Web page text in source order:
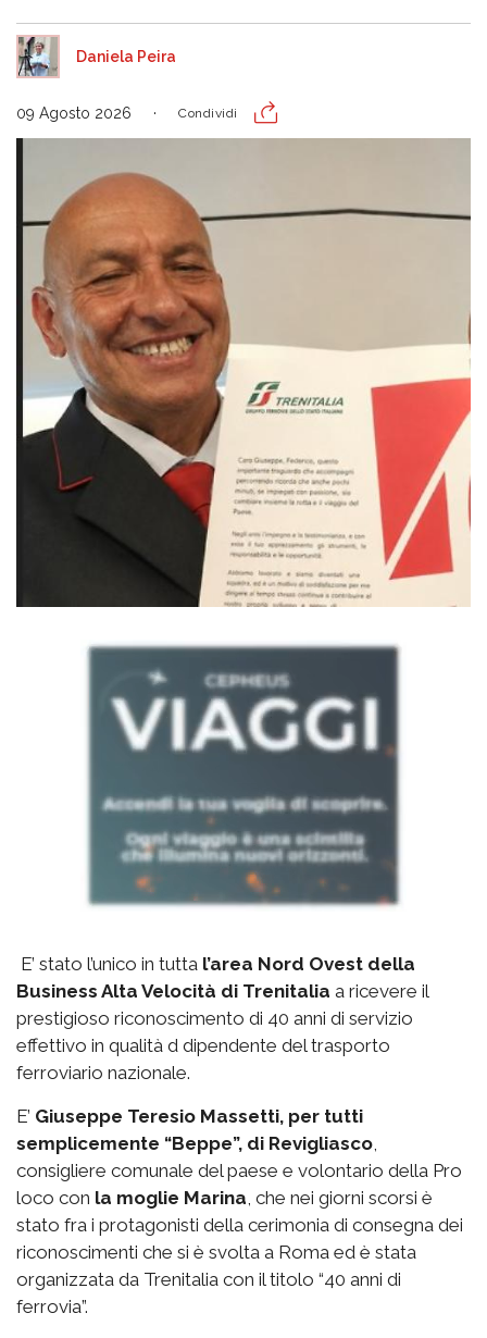
Daniela Peira
09 Agosto 2026 Condividi
E’ stato l’unico in tutta l’area Nord Ovest della
Business Alta Velocità di Trenitalia a ricevere il
prestigioso riconoscimento di 40 anni di servizio
effettivo in qualità d dipendente del trasporto
ferroviario nazionale.
E’ Giuseppe Teresio Massetti, per tutti
semplicemente “Beppe”, di Revigliasco,
consigliere comunale del paese e volontario della Pro
loco con la moglie Marina, che nei giorni scorsi è
stato fra i protagonisti della cerimonia di consegna dei
riconoscimenti che si è svolta a Roma ed è stata
organizzata da Trenitalia con il titolo “40 anni di
ferrovia”.